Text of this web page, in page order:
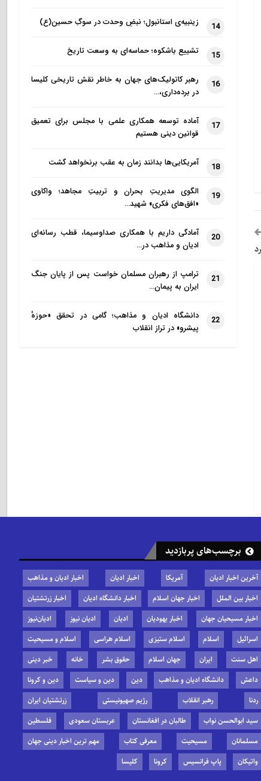
14 زینبیه‌ی استانبول؛ نبضِ وحدت در سوگِ حسین(ع)
15 تشییع باشکوه؛ حماسه‌ای به وسعت تاریخ
16
رهبر کاتولیک‌های جهان به خاطر نقش تاریخی کلیسا
در برده‌داری،…
17
آماده توسعه همکاری علمی با مجلس برای تعمیق
قوانین دینی هستیم
18 آمریکایی‌ها بدانند زمان به عقب برنخواهد گشت
19
الگوی مدیریتِ بحران و تربیتِ مجاهد؛ واکاوی
«افق‌های فکری» شهید…
20
آمادگی داریم با همکاری صداوسیما، قطب رسانه‌ای
ادیان و مذاهب در…
21
ترامپ از رهبران مسلمان خواست پس از پایان جنگ
ایران به پیمان…
22
دانشگاه ادیان و مذاهب؛ گامی در تحقق «حوزهٔ
پیشرو» در تراز انقلاب
برچسب‌های پربازدید
آخرین اخبار ادیان آمریکا اخبار ادیان
اخبار ادیان و مذاهب
اخبار بین الملل
اخبار جهان اسلام اخبار دانشگاه ادیان
اخبار زرتشتیان
اخبار مسیحیان جهان
اخبار یهودیان ادیان ادیان نیوز
ادیان‌نیوز
اسرائیل
اسلام اسلام ستیزی اسلام هراسی
اسلام و مسیحیت
اهل سنت
ایران جهان اسلام حقوق بشر خانه
خبر دینی
داعش
دانشگاه ادیان و مذاهب دین دین و سیاست
دین و کرونا
ردنا
رهبر انقلاب رژیم صهیونیستی
زرتشتیان ایران
سید ابوالحسن نواب
طالبان در افغانستان عربستان سعودی
فلسطین
مسلمانان
مسیحیت معرفی کتاب
مهم ترین اخبار دینی جهان
واتیکان
پاپ فرانسیس کرونا کلیسا